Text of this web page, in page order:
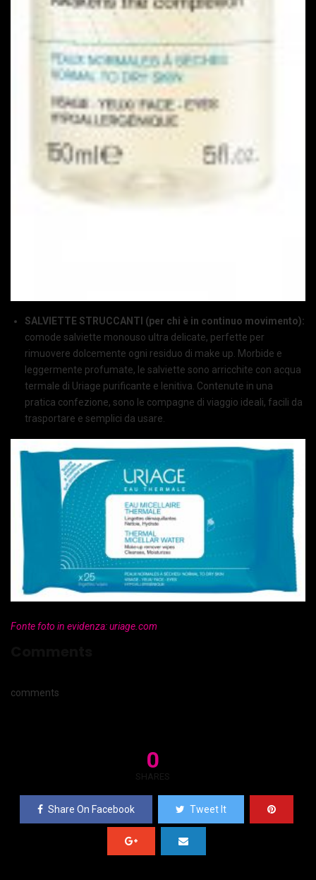
SALVIETTE STRUCCANTI (per chi è in continuo movimento):
comode salviette monouso ultra delicate, perfette per
rimuovere dolcemente ogni residuo di make up. Morbide e
leggermente profumate, le salviette sono arricchite con acqua
termale di Uriage purificante e lenitiva. Contenute in una
pratica confezione, sono le compagne di viaggio ideali, facili da
trasportare e semplici da usare.
Fonte foto in evidenza: uriage.com
comments
0
SHARES
Share On Facebook Tweet It